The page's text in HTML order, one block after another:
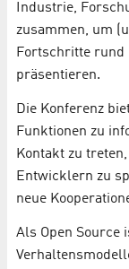
Industrie,
zusammen, um
Fortschritte rund
präsentieren.
Die Konferenz
Funktionen zu
Kontakt zu
Entwicklern zu
neue
Als Open Source